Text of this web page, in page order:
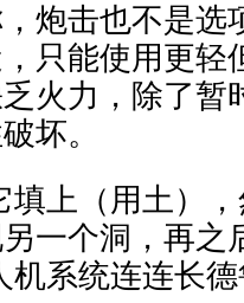
炮击也不是选
只能使用更轻
火力，除了暂
坏。
上（用土），
一个洞，再之
机系统连连长